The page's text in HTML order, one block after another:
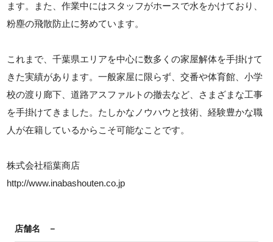
ます。また、作業中にはスタッフがホースで水をかけており、
粉塵の飛散防止に努めています。
これまで、千葉県エリアを中心に数多くの家屋解体を手掛けて
きた実績があります。一般家屋に限らず、交番や体育館、小学
校の渡り廊下、道路アスファルトの撤去など、さまざまな工事
を手掛けてきました。たしかなノウハウと技術、経験豊かな職
人が在籍しているからこそ可能なことです。
株式会社稲葉商店
http://www.inabashouten.co.jp
店舗名 －